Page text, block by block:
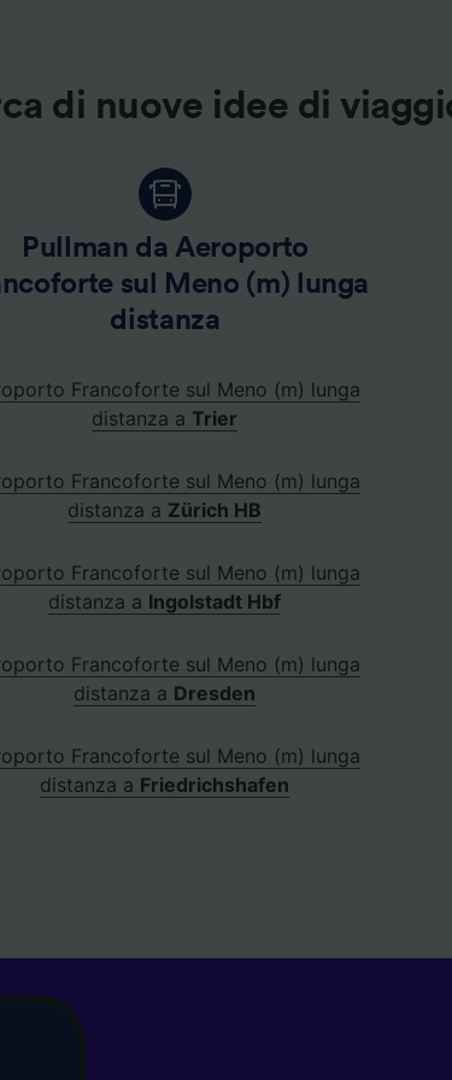
di nuove idee di
Pullman da Aeroporto
sul Meno (m) lunga
distanza
Francoforte sul Meno (m) lunga
distanza a Trier
Francoforte sul Meno (m) lunga
distanza a Zürich HB
Francoforte sul Meno (m) lunga
distanza a Ingolstadt Hbf
Francoforte sul Meno (m) lunga
distanza a Dresden
Francoforte sul Meno (m) lunga
distanza a Friedrichshafen